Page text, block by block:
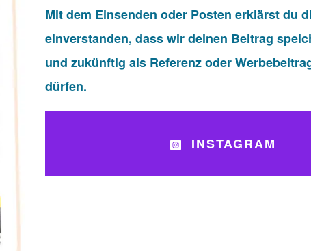
Mit dem Einsenden oder Posten erklärst du
einverstanden, dass wir deinen Beitrag
und zukünftig als Referenz oder
dürfen.
INSTAGRAM